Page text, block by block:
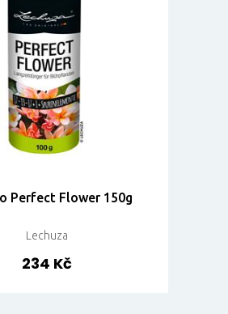
Perfect Flower 150g
Lechuza
234 Kč